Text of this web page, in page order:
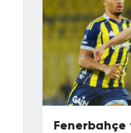
Fenerbahçe